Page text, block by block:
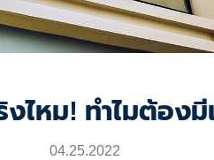
ไหม! ทำไมต้องมี
04.25.2022